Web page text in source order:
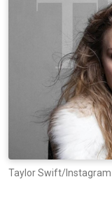
Taylor Swift/Instagram